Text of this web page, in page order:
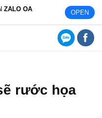
ZALO OA OPEN
rước họa